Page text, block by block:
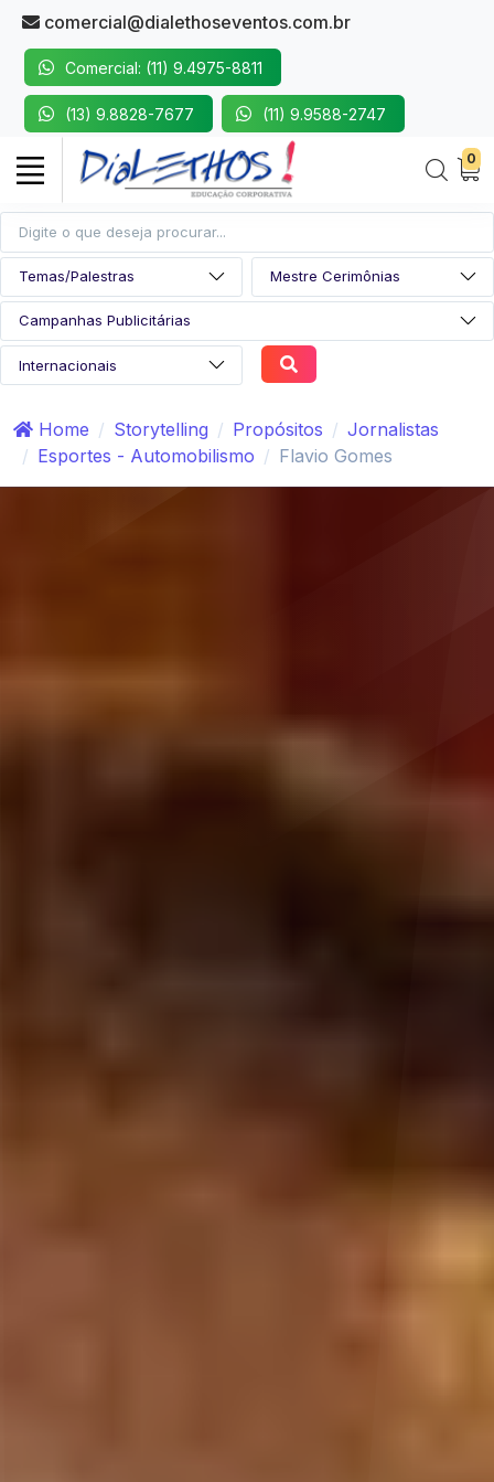
comercial@dialethoseventos.com.br
Comercial: (11) 9.4975-8811
(13) 9.8828-7677 (11) 9.9588-2747
0
Home Storytelling Propósitos
Jornalistas
Esportes - Automobilismo
Flavio Gomes